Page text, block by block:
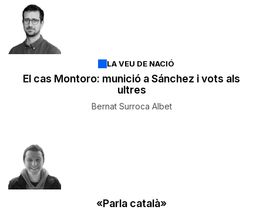
LA VEU DE NACIÓ
El cas Montoro: munició a Sánchez i vots als
ultres
Bernat Surroca Albet
«Parla català»